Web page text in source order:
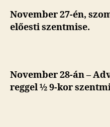
November 27-én,
előesti szentmise.
November 28-án –
reggel ½ 9-kor